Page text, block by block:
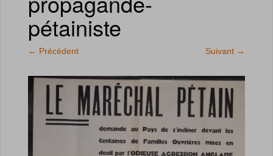
pétainiste
← Précédent Suivant →